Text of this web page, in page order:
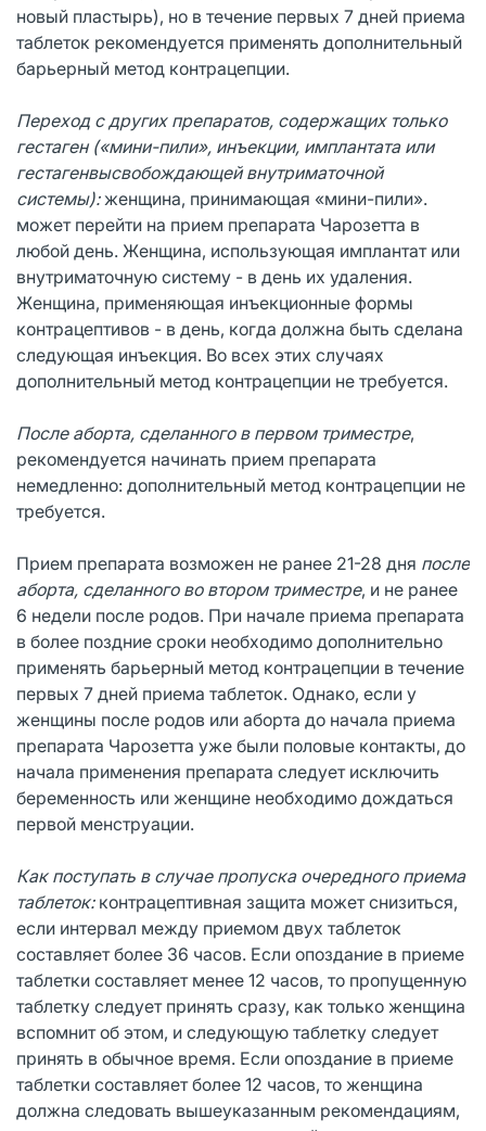
новый пластырь), но в течение первых 7 дней приема
таблеток рекомендуется применять дополнительный
барьерный метод контрацепции.
Переход с других препаратов, содержащих только
гестаген («мини-пили», инъекции, имплантата или
гестагенвысвобождающей внутриматочной
системы):женщина, принимающая «мини-пили».
может перейти на прием препарата Чарозетта в
любой день. Женщина, использующая имплантат или
внутриматочную систему - в день их удаления.
Женщина, применяющая инъекционные формы
контрацептивов - в день, когда должна быть сделана
следующая инъекция. Во всех этих случаях
дополнительный метод контрацепции не требуется.
После аборта, сделанного в первом триместре,
рекомендуется начинать прием препарата
немедленно: дополнительный метод контрацепции не
требуется.
Прием препарата возможен не ранее 21-28 дня после
аборта, сделанного во втором триместре, и не ранее
6 недели после родов. При начале приема препарата
в более поздние сроки необходимо дополнительно
применять барьерный метод контрацепции в течение
первых 7 дней приема таблеток. Однако, если у
женщины после родов или аборта до начала приема
препарата Чарозетта уже были половые контакты, до
начала применения препарата следует исключить
беременность или женщине необходимо дождаться
первой менструации.
Как поступать в случае пропуска очередного приема
таблеток:контрацептивная защита может снизиться,
если интервал между приемом двух таблеток
составляет более 36 часов. Если опоздание в приеме
таблетки составляет менее 12 часов, то пропущенную
таблетку следует принять сразу, как только женщина
вспомнит об этом, и следующую таблетку следует
принять в обычное время. Если опоздание в приеме
таблетки составляет более 12 часов, то женщина
должна следовать вышеуказанным рекомендациям,